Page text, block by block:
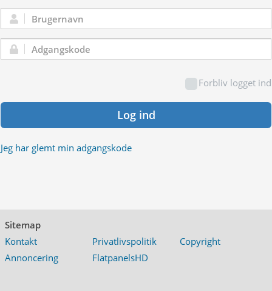
Brugernavn:
Adgangskode:
Forbliv logget ind
Log ind
Jeg har glemt min adgangskode
Sitemap
Kontakt
Privatlivspolitik
Copyright
Annoncering
FlatpanelsHD